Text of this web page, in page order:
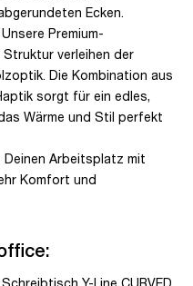
Ecken.
Unsere Premium-
verleihen der
Die Kombination aus
sorgt für ein edles,
Wärme und Stil perfekt
Deinen Arbeitsplatz mit
Komfort und
Y-Line CURVED